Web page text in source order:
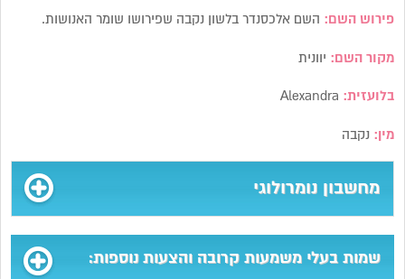
פירוש השם: השם אלכסנדר בלשון נקבה שפירושו שומר האנושות.
מקור השם: יוונית
בלועזית:
מין: נקבה
מחשבון נומרולוגי
שמות בעלי משמעות קרובה והצעות נוספות: